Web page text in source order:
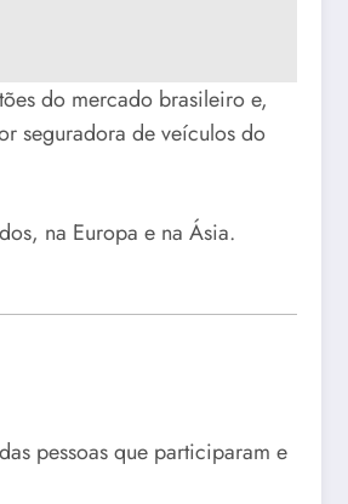
do mercado brasileiro e,
seguradora de veículos do
na Europa e na Ásia.
pessoas que participaram e